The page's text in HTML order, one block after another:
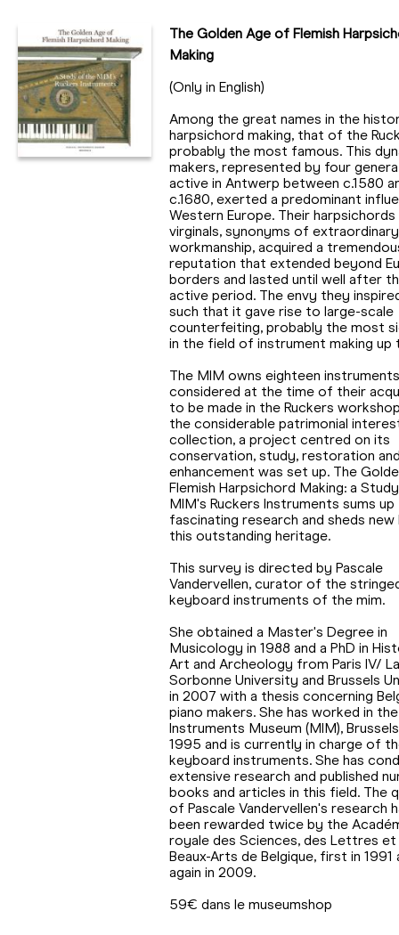
The Golden Age of Flemish
Making
(Only in English)
Among the great names in the
harpsichord making, that of the
probably the most famous. This
makers, represented by four
active in Antwerp between c.1580
c.1680, exerted a predominant
Western Europe. Their harpsichords
virginals, synonyms of extraordinary
workmanship, acquired a
reputation that extended beyond
borders and lasted until well after
active period. The envy they
such that it gave rise to large-scale
counterfeiting, probably the most
in the field of instrument making up
The MIM owns eighteen instruments
considered at the time of their
to be made in the Ruckers
the considerable patrimonial
collection, a project centred on its
conservation, study, restoration
enhancement was set up. The
Flemish Harpsichord Making: a
MIM's Ruckers Instruments sums up
fascinating research and sheds new
this outstanding heritage.
This survey is directed by Pascale
Vandervellen, curator of the
keyboard instruments of the mim.
She obtained a Master's Degree in
Musicology in 1988 and a PhD in
Art and Archeology from Paris IV/ La
Sorbonne University and Brussels
in 2007 with a thesis concerning
piano makers. She has worked in
Instruments Museum (MIM),
1995 and is currently in charge of
keyboard instruments. She has
extensive research and published
books and articles in this field. The
of Pascale Vandervellen's research
been rewarded twice by the
royale des Sciences, des Lettres et
Beaux-Arts de Belgique, first in 1991
again in 2009.
59€ dans le museumshop